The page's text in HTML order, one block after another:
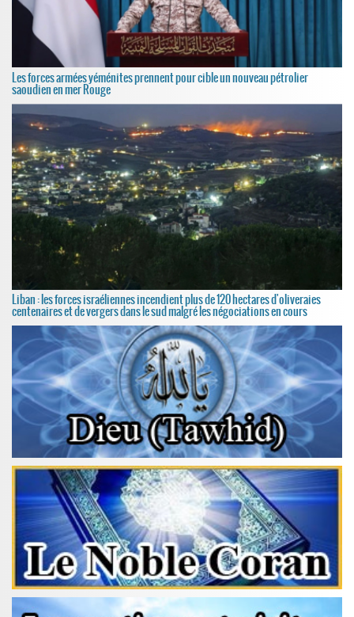
Les forces armées yéménites prennent pour cible un nouveau pétrolier
saoudien en mer Rouge
Liban : les forces israéliennes incendient plus de 120 hectares d'oliveraies
centenaires et de vergers dans le sud malgré les négociations en cours